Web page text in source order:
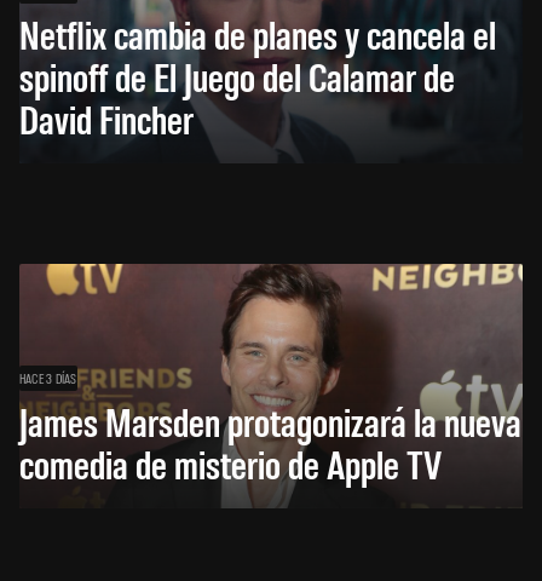
Netflix cambia de planes y cancela el
spinoff de El Juego del Calamar de
David Fincher
HACE 3 DÍAS
James Marsden protagonizará la nueva
comedia de misterio de Apple TV